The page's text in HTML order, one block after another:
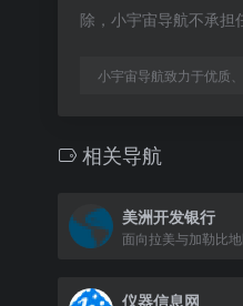
除，小宇宙导航不承担
小宇宙导航致力于优质
相关导航
美洲开发银行
仪器信息网